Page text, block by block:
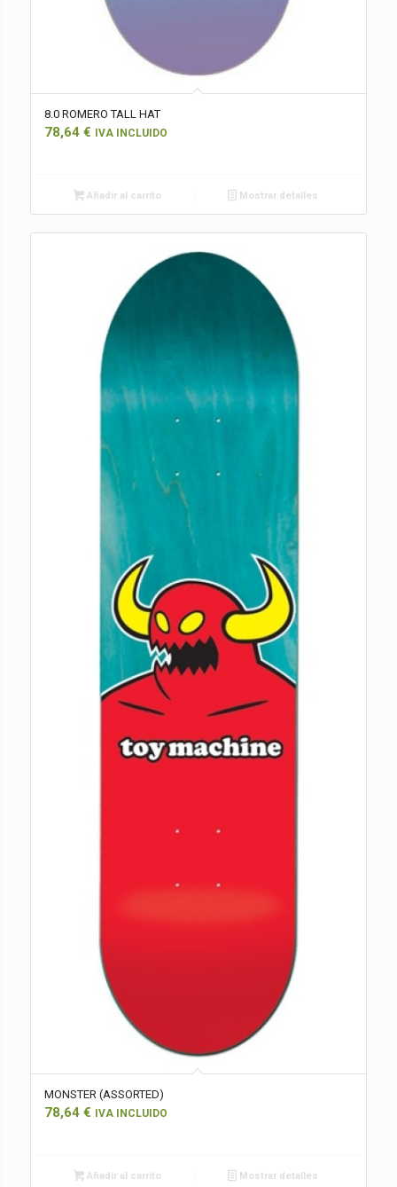
8.0 ROMERO TALL HAT
78,64 € IVA INCLUIDO
Añadir al carrito Mostrar detalles
MONSTER (ASSORTED)
78,64 € IVA INCLUIDO
Añadir al carrito Mostrar detalles